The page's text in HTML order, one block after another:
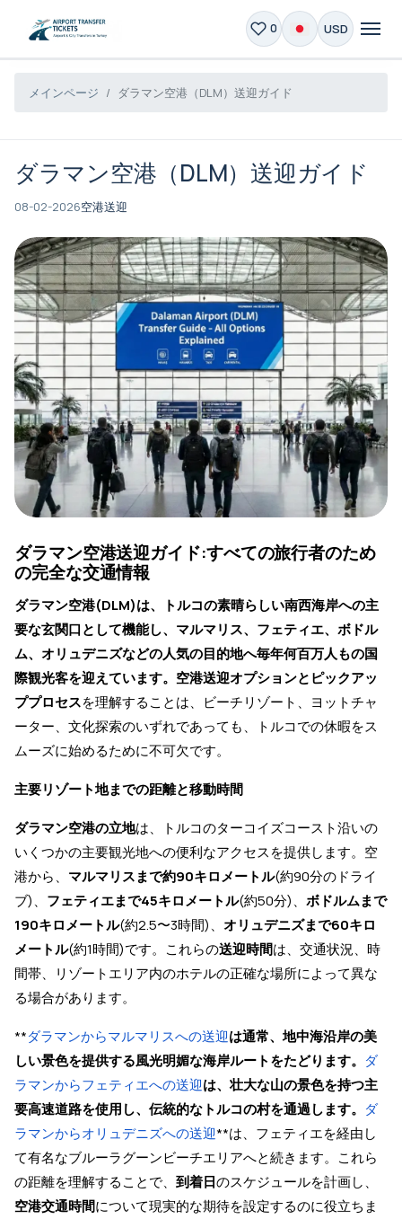
0 USD
メインページ ダラマン空港（DLM）送迎ガイド
ダラマン空港（DLM）送迎ガイド
08-02-2026空港送迎
ダラマン空港送迎ガイド:すべての旅行者のため
の完全な交通情報
ダラマン空港(DLM)は、トルコの素晴らしい南西海岸への主
要な玄関口として機能し、マルマリス、フェティエ、ボドル
ム、オリュデニズなどの人気の目的地へ毎年何百万人もの国
際観光客を迎えています。空港送迎オプションとピックアッ
ププロセスを理解することは、ビーチリゾート、ヨットチャ
ーター、文化探索のいずれであっても、トルコでの休暇をス
ムーズに始めるために不可欠です。
主要リゾート地までの距離と移動時間
ダラマン空港の立地は、トルコのターコイズコースト沿いの
いくつかの主要観光地への便利なアクセスを提供します。空
港から、 マルマリスまで約90キロメートル(約90分のドライ
ブ)、 フェティエまで45キロメートル(約50分)、 ボドルムまで
190キロメートル(約2.5〜3時間)、 オリュデニズまで60キロ
メートル(約1時間)です。これらの送迎時間は、交通状況、時
間帯、リゾートエリア内のホテルの正確な場所によって異な
る場合があります。
**ダラマンからマルマリスへの送迎は通常、地中海沿岸の美
しい景色を提供する風光明媚な海岸ルートをたどります。 ダ
ラマンからフェティエへの送迎は、壮大な山の景色を持つ主
要高速道路を使用し、伝統的なトルコの村を通過します。 ダ
ラマンからオリュデニズへの送迎**は、フェティエを経由し
て有名なブルーラグーンビーチエリアへと続きます。これら
の距離を理解することで、 到着日のスケジュールを計画し、
空港交通時間について現実的な期待を設定するのに役立ちま